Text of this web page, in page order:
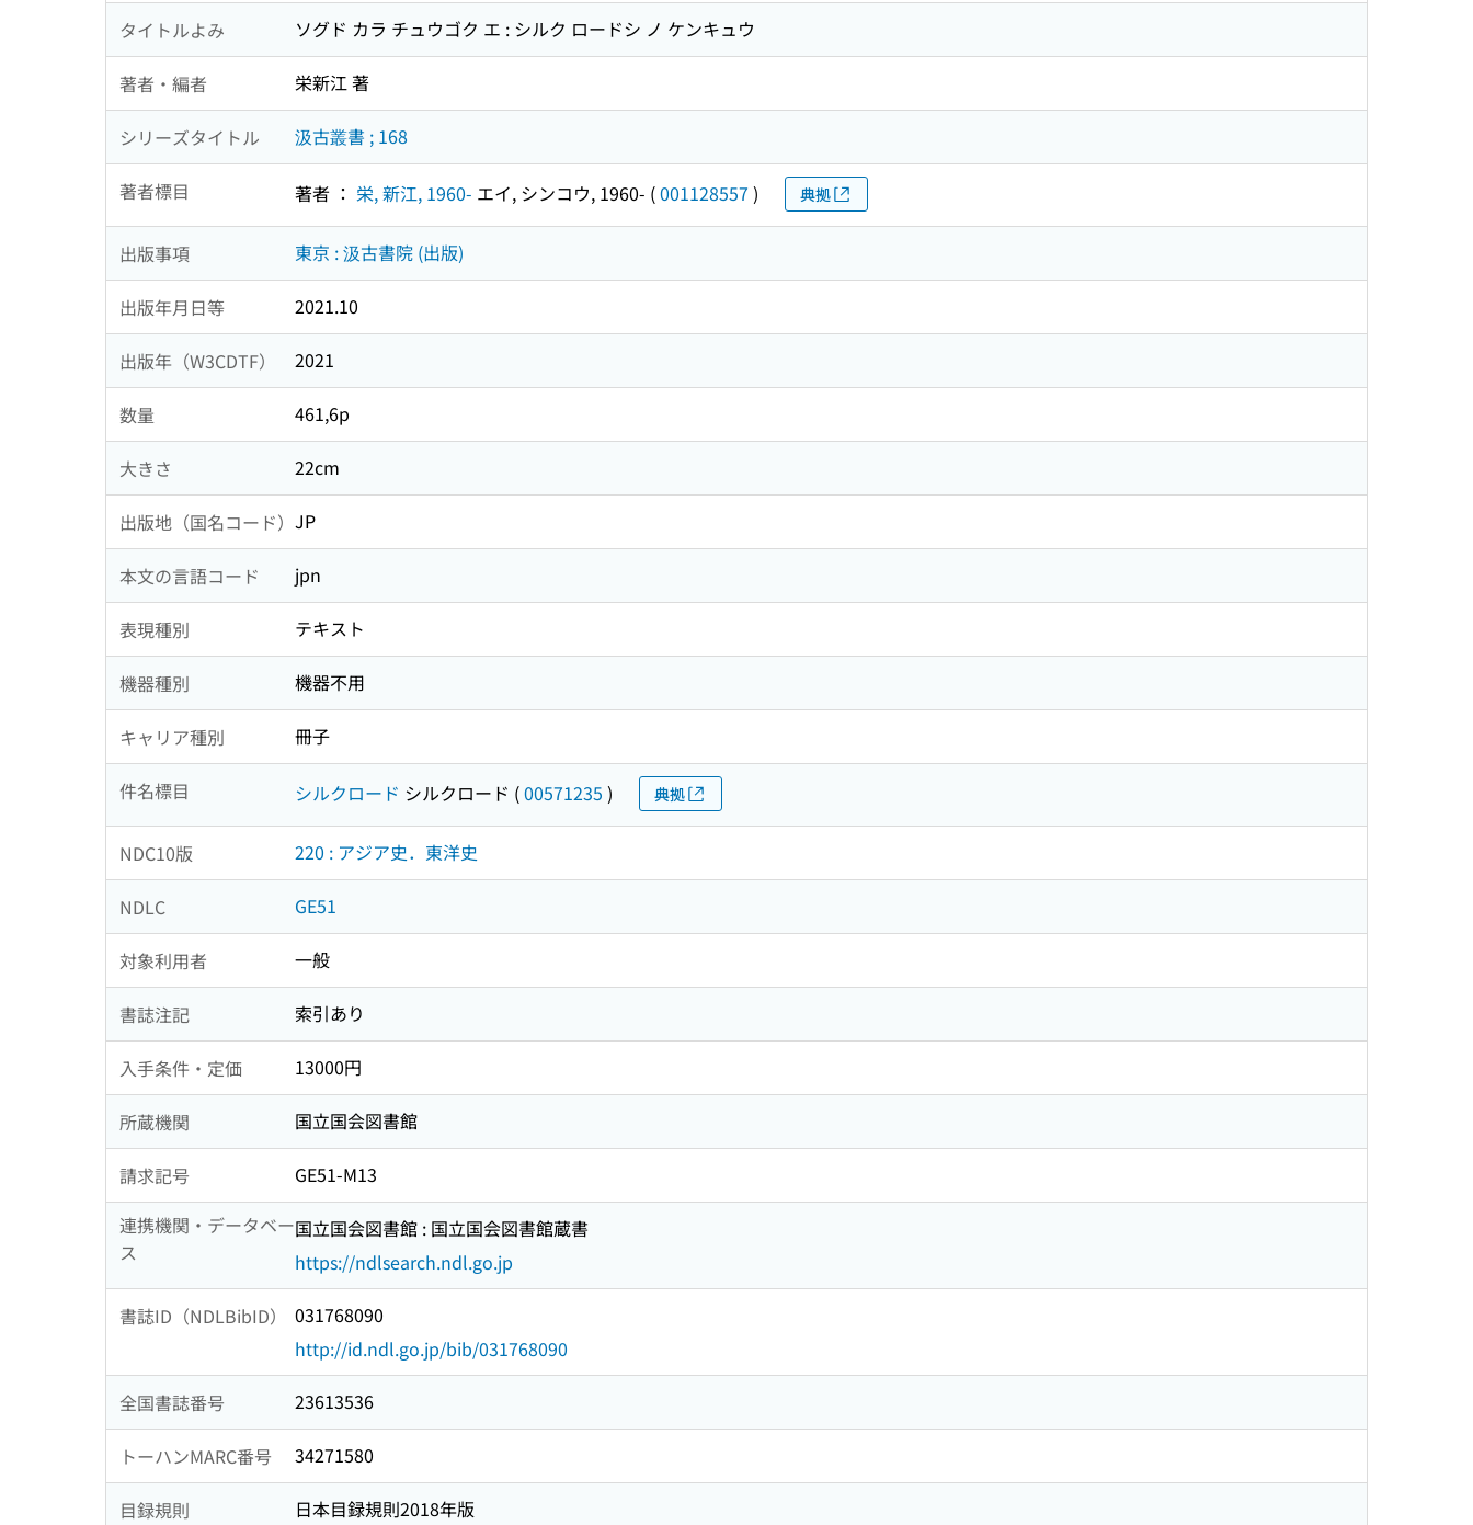
タイトルよみ ソグド カラ チュウゴク エ : シルク ロードシ ノ ケンキュウ
著者・編者 栄新江 著
シリーズタイトル 汲古叢書 ; 168
著者標目 著者 ： 栄, 新江, 1960- エイ, シンコウ, 1960- (001128557 ) 典拠
出版事項 東京 : 汲古書院 (出版)
出版年月日等 2021.10
出版年（W3CDTF） 2021
数量 461,6p
大きさ 22cm
出版地（国名コード） JP
本文の言語コード jpn
表現種別 テキスト
機器種別 機器不用
キャリア種別 冊子
件名標目 シルクロード シルクロード (00571235 ) 典拠
NDC10版 220 : アジア史．東洋史
NDLC GE51
対象利用者 一般
書誌注記 索引あり
入手条件・定価 13000円
所蔵機関 国立国会図書館
請求記号
GE51-M13
連携機関・データベー
ス
国立国会図書館 : 国立国会図書館蔵書
https://ndlsearch.ndl.go.jp
書誌ID（NDLBibID）
031768090
http://id.ndl.go.jp/bib/031768090
全国書誌番号 23613536
トーハンMARC番号 34271580
目録規則 日本目録規則2018年版